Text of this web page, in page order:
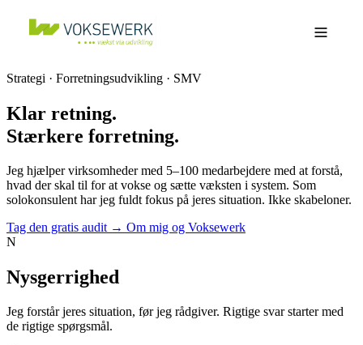
Strategi · Forretningsudvikling · SMV
Klar retning.
Stærkere forretning.
Jeg hjælper virksomheder med 5–100 medarbejdere med at forstå,
hvad der skal til for at vokse og sætte væksten i system. Som
solokonsu­lent har jeg fuldt fokus på jeres situation. Ikke skabeloner.
Tag den gratis audit → Om mig og Voksewerk
N
Nysgerrighed
Jeg forstår jeres situation, før jeg rådgiver. Rigtige svar starter med
de rigtige spørgsmål.